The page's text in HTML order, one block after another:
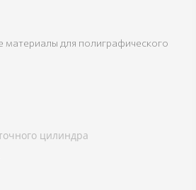
материалы для полиграфического
цилиндра